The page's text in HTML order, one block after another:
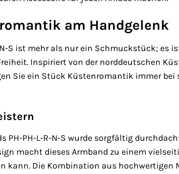
am Handgelenk
S ist mehr als nur ein Schmuckstück; es
Inspiriert von der norddeutschen
Sie ein Stück Küstenromantik immer
PH-PH-L-R-N-S wurde sorgfältig
macht dieses Armband zu einem
kann. Die Kombination aus